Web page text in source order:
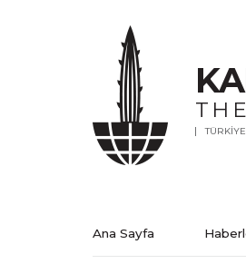
TÜRKİYE
Ana Sayfa